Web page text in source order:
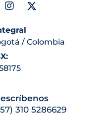
/ Colombia
310 5286629